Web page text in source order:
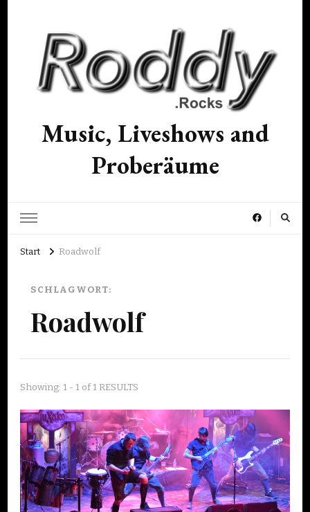
Music, Liveshows and
Proberäume
Start Roadwolf
SCHLAGWORT:
Roadwolf
Showing: 1 - 1 of 1 RESULTS